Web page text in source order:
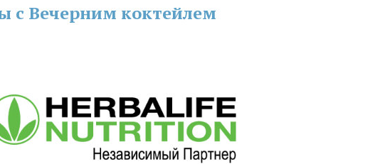
с Вечерним коктейлем